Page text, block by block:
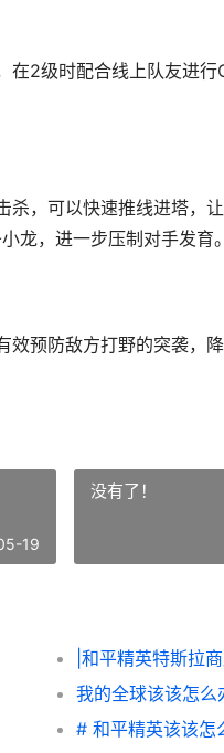
在2级时配合线上队友进
，可以快速推线进塔，
龙，进一步压制对手发育。
预防敌方打野的突袭，降
19
没有了！
|和平精英特斯拉
我的全球该该怎么
# 和平精英该该怎